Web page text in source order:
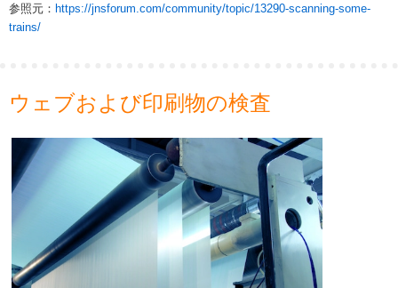
参照元： https://jnsforum.com/community/topic/13290-scanning-some-
trains/
ウェブおよび印刷物の検査